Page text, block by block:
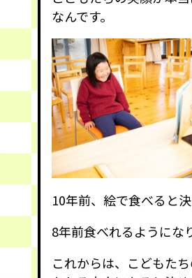
なんです。
10年前、絵で食べると
8年前食べれるようになり
これからは、こどもた